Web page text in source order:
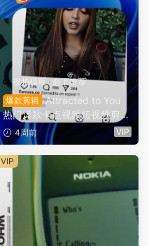
视频模板·必下推荐
爆款剪辑 Attracted to You
热门爆款卡点视频短视频剪辑
模板AE项目工程文件（1599
1）
4周前 VIP
VIP